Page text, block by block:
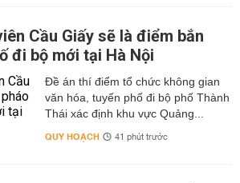
Cầu Giấy sẽ là điểm bắn
đi bộ mới tại Hà Nội
Đề án thí điểm tổ chức không gian
văn hóa, tuyến phố đi bộ phố Thành
Thái xác định khu vực Quảng...
QUY HOẠCH 41 phút trước